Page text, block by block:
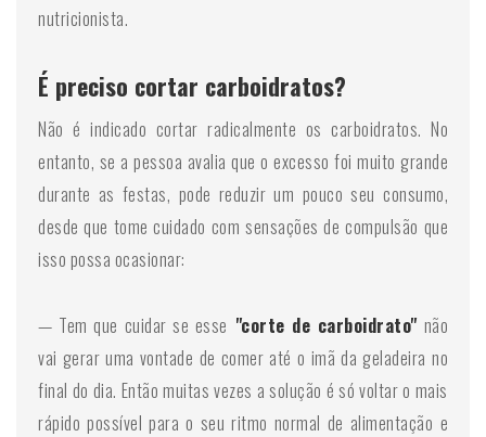
nutricionista.
É preciso cortar carboidratos?
Não é indicado cortar radicalmente os carboidratos. No
entanto, se a pessoa avalia que o excesso foi muito grande
durante as festas, pode reduzir um pouco seu consumo,
desde que tome cuidado com sensações de compulsão que
isso possa ocasionar:
— Tem que cuidar se esse "corte de carboidrato" não
vai gerar uma vontade de comer até o imã da geladeira no
final do dia. Então muitas vezes a solução é só voltar o mais
rápido possível para o seu ritmo normal de alimentação e